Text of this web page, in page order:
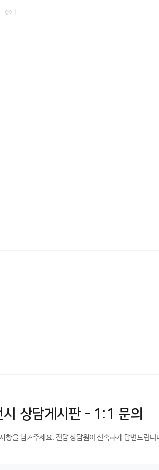
1
시 상담게시판 - 1:1 문의
항을 남겨주세요. 전담 상담원이 신속하게 답변드립니